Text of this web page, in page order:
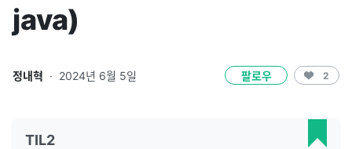
java)
정내혁 · 2024년 6월 5일 팔로우 2
TIL2